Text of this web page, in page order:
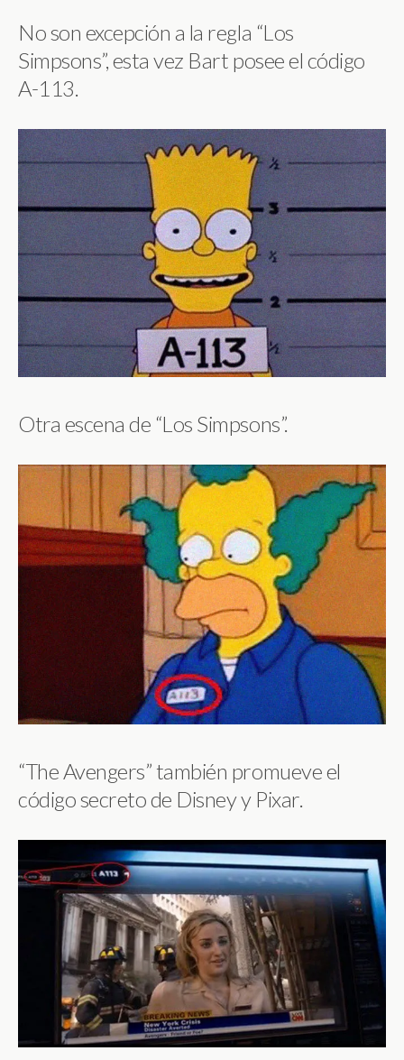
No son excepción a la regla “Los
Simpsons”, esta vez Bart posee el código
A-113.
Otra escena de “Los Simpsons”.
“The Avengers” también promueve el
código secreto de Disney y Pixar.